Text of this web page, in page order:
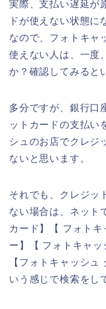
実際、支払い遅延が
ドが使えない状態に
なので、フォトキャ
使えない人は、一度
か？確認してみると
多分ですが、銀行口
ットカードの支払い
シュのお店でクレジ
ないと思います。
それでも、クレジッ
ない場合は、ネット
カード】【 フォト
ー】【 フォトキャ
【フォトキャッシ
いう感じで検索をし